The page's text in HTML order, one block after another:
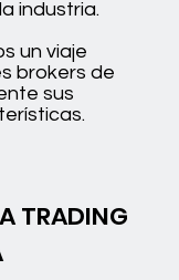
industria.
un viaje
brokers de
sus
TRADING